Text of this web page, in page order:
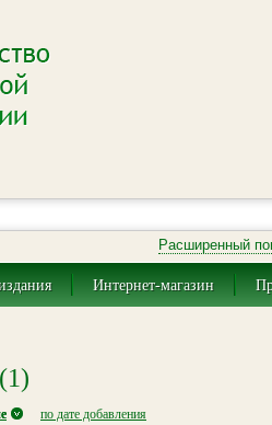
Расширенный
Интернет-магазин
по дате добавления